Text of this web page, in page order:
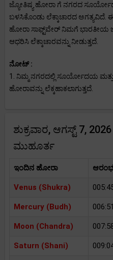
ಜ್ಯೋತಿಷ್ಯ ಹೋರಾ ಗೆ ನಗರದ
ಬಳಸಿಕೊಂಡು ಲೆಕ್ಕಾಚಾರದ ಅಗತ್ಯವಿದೆ.
ಹೋರಾ ಸಾಫ್ಟ್‌ವೇರ್ ನಿಮಗೆ ಭಾರತೀಯ
ಆಧರಿಸಿ ಲೆಕ್ಕಾಚಾರವನ್ನು ನೀಡುತ್ತದೆ.
ನೋಟ್ :
1. ನಿಮ್ಮ ನಗರದಲ್ಲಿ ಸೂರ್ಯೋದಯ
ಹೋರಾವನ್ನು ಲೆಕ್ಕಹಾಕಲಾಗುತ್ತದೆ.
ಶುಕ್ರವಾರ, ಆಗಸ್ಟ್ 7,
ಮುಹೂರ್ತ
ಇಂದಿನ ಹೋರಾ
Venus (Shukra)
Mercury (Budh) 006:51
Moon (Chandra)
Saturn (Shani)